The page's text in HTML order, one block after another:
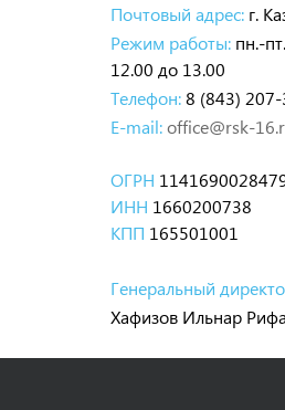
Почтовый адрес: г.
Режим работы: пн.-
12.00 до 13.00
Телефон:8 (843) 207-
E-mail:office@rsk-
ОГРН
ИНН 1660200738
КПП 165501001
Генеральный
Хафизов Ильнар